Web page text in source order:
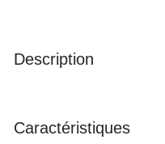
Description
Caractéristiques